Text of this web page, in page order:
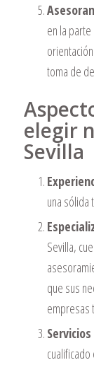
en la
toma de
elegir
Sevilla
una sólida
Sevilla,
que sus
empresas